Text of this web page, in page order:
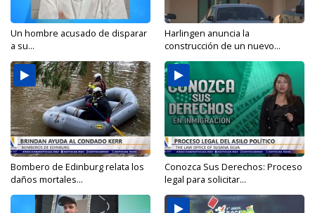
Un hombre acusado de disparar
a su...
Harlingen anuncia la
construcción de un nuevo...
Bombero de Edinburg relata los
daños mortales...
Conozca Sus Derechos: Proceso
legal para solicitar...